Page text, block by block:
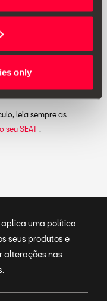
only
leia sempre as
seu SEAT.
aplica uma política
seus produtos e
alterações nas